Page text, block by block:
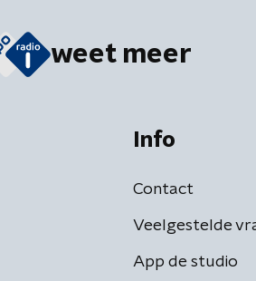
weet meer
Info
Contact
Veelgestelde
App de studio